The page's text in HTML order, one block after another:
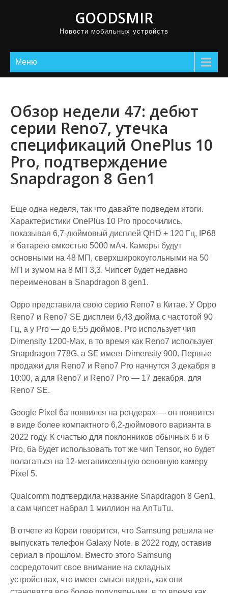
GOODSMIR
Новости мобильных устройств
Меню
Обзор недели 47: дебют
серии Reno7, утечка
спецификаций OnePlus 10
Pro, подтверждение
Snapdragon 8 Gen1
Еще одна неделя, так что давайте подведем итоги.
Характеристики OnePlus 10 Pro просочились,
показывая 6,7-дюймовый дисплей QHD + 120 Гц, IP68
и батарею емкостью 5000 мАч. Камеры будут
основными на 48 МП, сверхширокоугольными на 50
МП и зумом на 8 МП 3,3. Чипсет будет недавно
переименован в Snapdragon 8 gen1.
Oppo представила свою серию Reno7 в Китае. У Oppo
Reno7 и Reno7 SE дисплеи 6,43 дюйма с частотой 90
Гц, а у Pro — до 6,55 дюймов. Pro использует чип
Dimensity 1200-Max, в то время как Reno7 использует
Snapdragon 778G, а SE имеет Dimensity 900. Первые
продажи для Reno7 и Reno7 Pro начнутся 3 декабря в
10:00, а для Reno7 и Reno7 Pro — 17 декабря. для
Reno7 SE.
Google Pixel 6a появился на рендерах — он появится
в виде более компактного 6,2-дюймового варианта в
2022 году. К счастью для поклонников обычных 6 и 6
Pro, 6a будет использовать тот же чип Tensor, но будет
полагаться на 12-мегапиксельную основную камеру
Pixel 5.
Qualcomm подтвердила название Snapdragon 8 Gen1,
а сам чипсет набрал 1 миллион на AnTuTu.
В отчете из Кореи говорится, что Samsung решила не
выпускать телефон Galaxy Note. в 2022 году, оставив
сериал в прошлом. Вместо этого Samsung
сосредоточит свое внимание на складных
устройствах, что имеет смысл видеть, как они